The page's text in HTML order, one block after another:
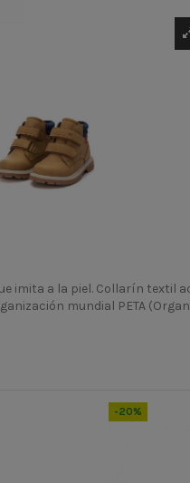
imita a la piel. Collarín
mundial PETA
-20%